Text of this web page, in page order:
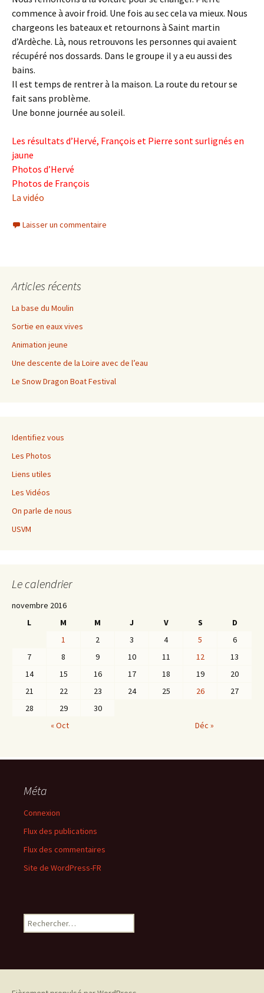
commence à avoir froid. Une fois au sec cela va mieux. Nous
chargeons les bateaux et retournons à Saint martin
d’Ardèche. Là, nous retrouvons les personnes qui avaient
récupéré nos dossards. Dans le groupe il y a eu aussi des
bains.
Il est temps de rentrer à la maison. La route du retour se
fait sans problème.
Une bonne journée au soleil.
Les résultats d’Hervé, François et Pierre sont surlignés en
jaune
Photos d’Hervé
Photos de François
La vidéo
Laisser un commentaire
Articles récents
La base du Moulin
Sortie en eaux vives
Animation jeune
Une descente de la Loire avec de l’eau
Le Snow Dragon Boat Festival
Identifiez vous
Les Photos
Liens utiles
Les Vidéos
On parle de nous
USVM
Le calendrier
novembre 2016
L
M M J V S
D
1
2 3 4 5
6
7
8 9 10 11 12
13
14
15 16 17 18 19
20
21
22 23 24 25 26
27
28
29
30
« Oct
Déc »
Méta
Connexion
Flux des publications
Flux des commentaires
Site de WordPress-FR
Rechercher :